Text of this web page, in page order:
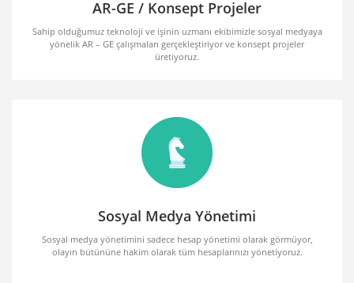
AR-GE / Konsept Projeler
Sahip olduğumuz teknoloji ve işinin uzmanı ekibimizle sosyal medyaya
yönelik AR – GE çalışmaları gerçekleştiriyor ve konsept projeler
üretiyoruz.
Sosyal Medya Yönetimi
Sosyal medya yönetimini sadece hesap yönetimi olarak görmüyor,
olayın bütününe hakim olarak tüm hesaplarınızı yönetiyoruz.